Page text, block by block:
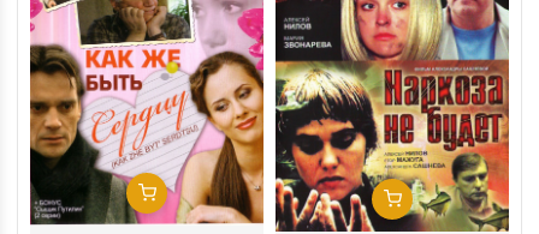
Добавить В Корзину Добавить В Корзину